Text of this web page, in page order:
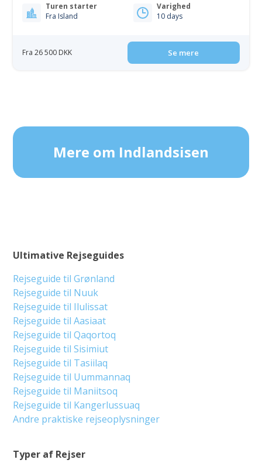
Turen starter
Fra Island
Varighed
10 days
Fra 26 500 DKK Se mere
Mere om Indlandsisen
Typer af Rejser
Ultimative Rejseguides
Rejseguide til Grønland
Rejseguide til Nuuk
Rejseguide til Ilulissat
Rejseguide til Aasiaat
Rejseguide til Qaqortoq
Rejseguide til Sisimiut
Rejseguide til Tasiilaq
Rejseguide til Uummannaq
Rejseguide til Maniitsoq
Rejseguide til Kangerlussuaq
Andre praktiske rejseoplysninger